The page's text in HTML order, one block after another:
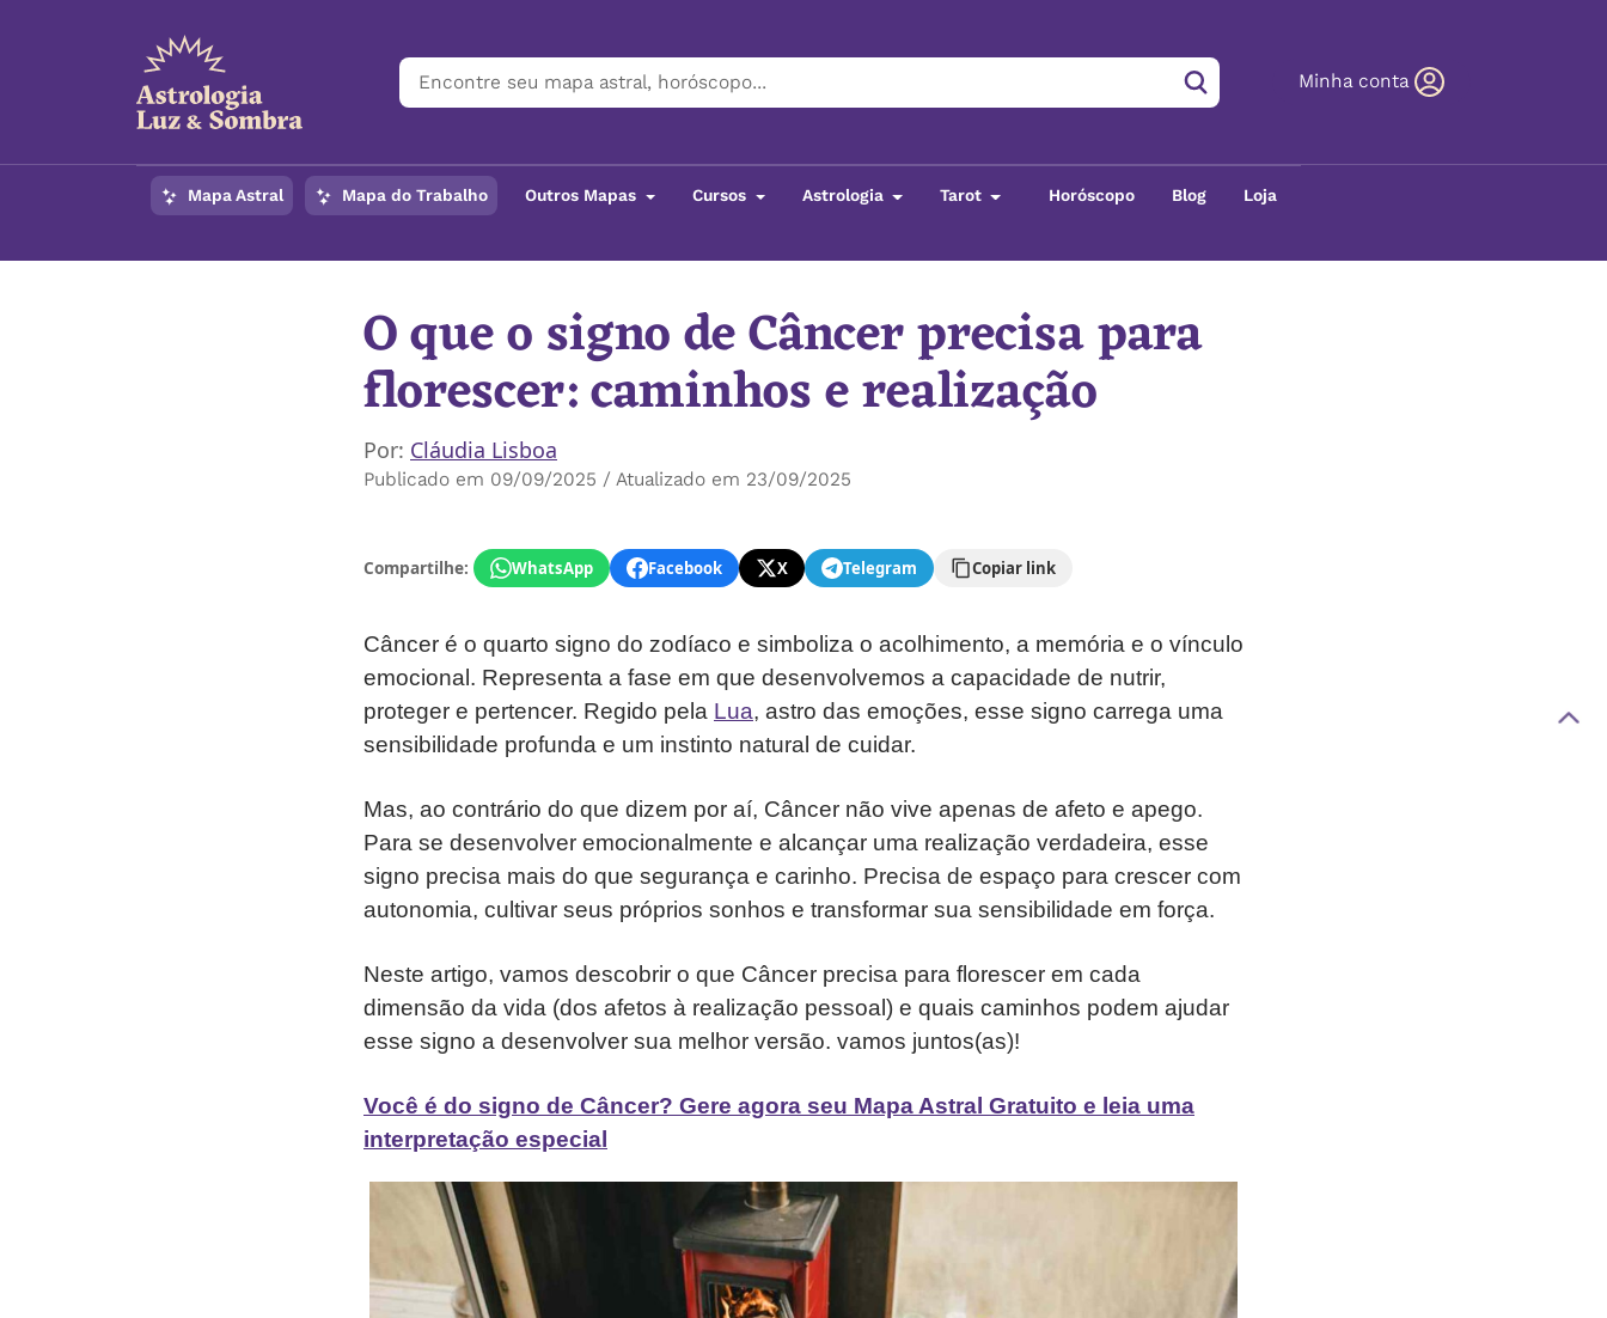
Minha conta
Mapa Astral Mapa do Trabalho Outros Mapas Cursos Astrologia Tarot Horóscopo Blog Loja
O que o signo de Câncer precisa para
florescer: caminhos e realização
Por: Cláudia Lisboa
Publicado em 09/09/2025 / Atualizado em 23/09/2025
Compartilhe: WhatsApp Facebook X Telegram Copiar link
Câncer é o quarto signo do zodíaco e simboliza o acolhimento, a memória e o vínculo
emocional. Representa a fase em que desenvolvemos a capacidade de nutrir,
proteger e pertencer. Regido pela Lua, astro das emoções, esse signo carrega uma
sensibilidade profunda e um instinto natural de cuidar.
Mas, ao contrário do que dizem por aí, Câncer não vive apenas de afeto e apego.
Para se desenvolver emocionalmente e alcançar uma realização verdadeira, esse
signo precisa mais do que segurança e carinho. Precisa de espaço para crescer com
autonomia, cultivar seus próprios sonhos e transformar sua sensibilidade em força.
Neste artigo, vamos descobrir o que Câncer precisa para florescer em cada
dimensão da vida (dos afetos à realização pessoal) e quais caminhos podem ajudar
esse signo a desenvolver sua melhor versão. vamos juntos(as)!
Você é do signo de Câncer? Gere agora seu Mapa Astral Gratuito e leia uma
interpretação especial